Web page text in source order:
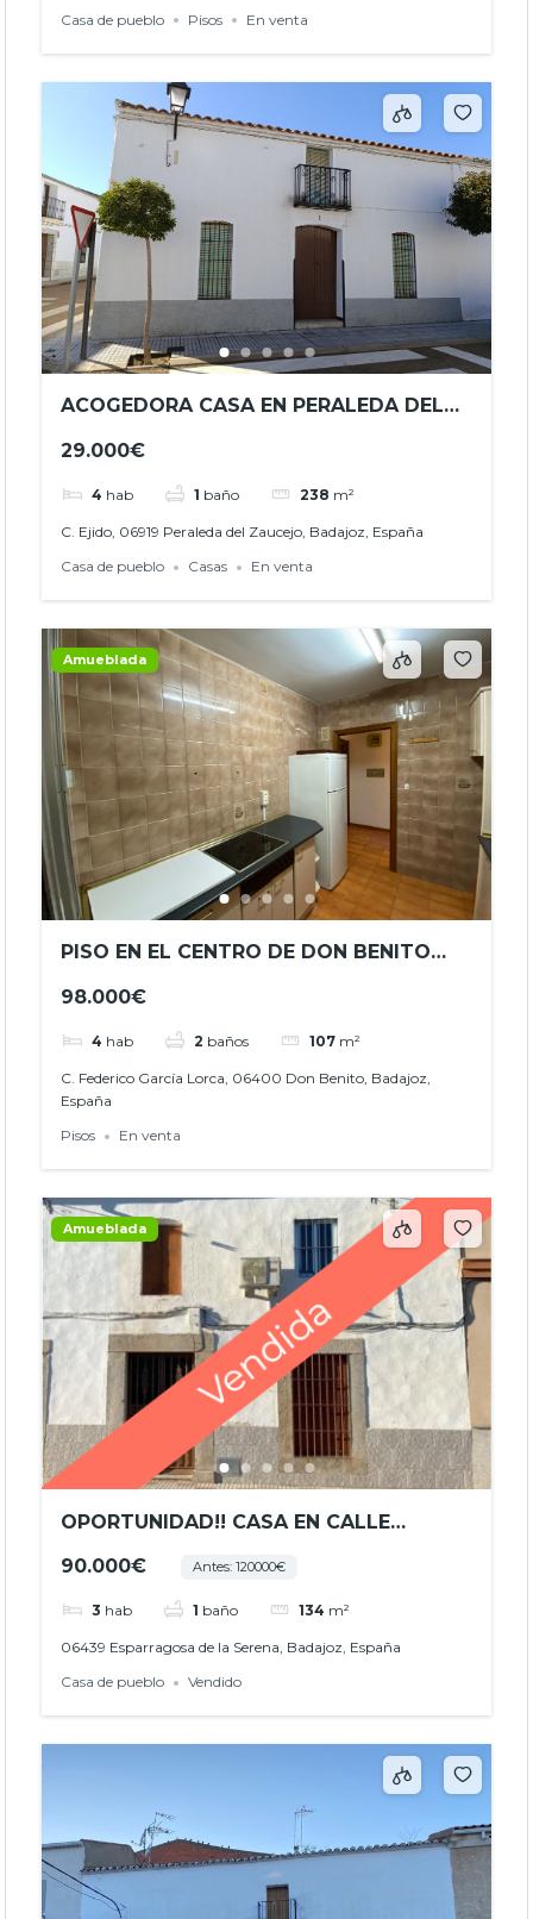
Casa de pueblo
Pisos En venta
ACOGEDORA CASA EN PERALEDA DEL
FAMILIA O COMO SEGUNDA
RESIDENCIA! – REF. – JHBA25043
29.000€
4 hab 1 baño 238 m²
C. Ejido, 06919 Peraleda del Zaucejo, Badajoz, España
Casa de pueblo
Casas En venta
Amueblada
PISO EN EL CENTRO DE DON BENITO
JHBA24030
98.000€
4 hab 2 baños 107 m²
C. Federico García Lorca, 06400 Don Benito, Badajoz,
España
Pisos
En venta
Amueblada
OPORTUNIDAD!! CASA EN CALLE
ESPARRAGOSA DE LA SERENA
(BADAJOZ) REF.- JHBA24031
90.000€ Antes: 120000€
3 hab 1 baño 134 m²
06439 Esparragosa de la Serena, Badajoz, España
Casa de pueblo
Vendido